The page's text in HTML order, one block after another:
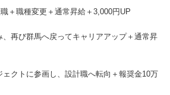
＋職種変更＋通常昇給＋3,000円UP
再び群馬へ戻ってキャリアアップ＋通常昇
クトに参画し、設計職へ転向＋報奨金10万